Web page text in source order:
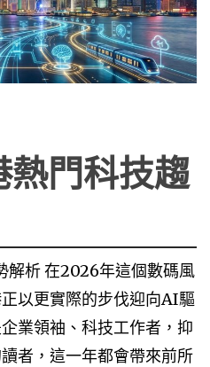
門科技趨
解析 在2026年這個數碼風
以更實際的步伐迎向AI驅
業領袖、科技工作者，抑
者，這一年都會帶來前所